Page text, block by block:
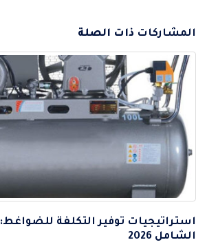
المشاركات ذات الصلة
استراتيجيات توفير التكلفة
الشامل 2026